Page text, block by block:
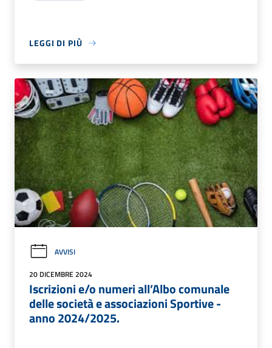
LEGGI DI PIÙ
AVVISI
20 DICEMBRE 2024
Iscrizioni e/o numeri all’Albo comunale
delle società e associazioni Sportive -
anno 2024/2025.